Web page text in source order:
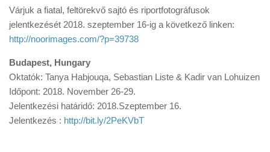
Várjuk a fiatal, feltörekvő sajtó és riportfotográfusok
jelentkezését 2018. szeptember 16-ig a következő linken:
http://noorimages.com/?p=39738
Budapest, Hungary
Oktatók: Tanya Habjouqa, Sebastian Liste & Kadir van Lohuizen
Időpont: 2018. November 26-29.
Jelentkezési határidő: 2018.Szeptember 16.
Jelentkezés : http://bit.ly/2PeKVbT